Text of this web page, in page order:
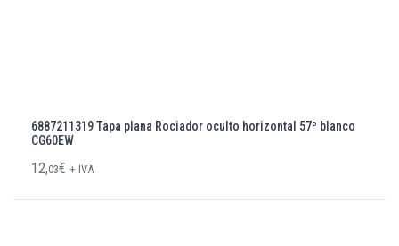
6887211319 Tapa plana Rociador oculto horizontal 57º blanco
CG60EW
12,03€ + IVA